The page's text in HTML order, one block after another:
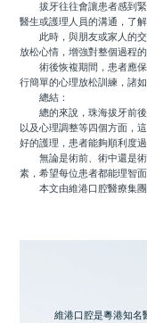
拔牙往往會讓患者感到緊
醫生或護理人員的溝通，了
此時，與朋友或家人的交
放松心情，增強對整個過程
術後恢複期間，患者應保
行簡單的心理放松訓練，諸
總結：
總的來說，珠海拔牙前後
以及心理調整等四個方面，
好的護理，患者能夠順利度
無論是術前、術中還是術
素，希望每位患者都能理智
本文由維港口腔醫療集團
維港口腔是粵港知名